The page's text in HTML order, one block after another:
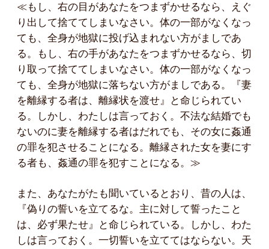
≪もし、右の目があなたをつまずかせるなら、えぐ
り出して捨ててしまいなさい。体の一部がなくなっ
ても、全身が地獄に投げ込まれない方がましであ
る。もし、右の手があなたをつまずかせるなら、切
り取って捨ててしまいなさい。体の一部がなくなっ
ても、全身が地獄に落ちない方がましである。『妻
を離縁する者は、離縁状を渡せ』と命じられてい
る。しかし、わたしは言っておく。不法な結婚でも
ないのに妻を離縁する者はだれでも、その女に姦通
の罪を犯させることになる。離縁された女を妻にす
る者も、姦通の罪を犯すことになる。≫
また、あなたがたも聞いているとおり、昔の人は、
『偽りの誓いを立てるな。主に対して誓ったこと
は、必ず果たせ』と命じられている。しかし、わた
しは言っておく。一切誓いを立ててはならない。天